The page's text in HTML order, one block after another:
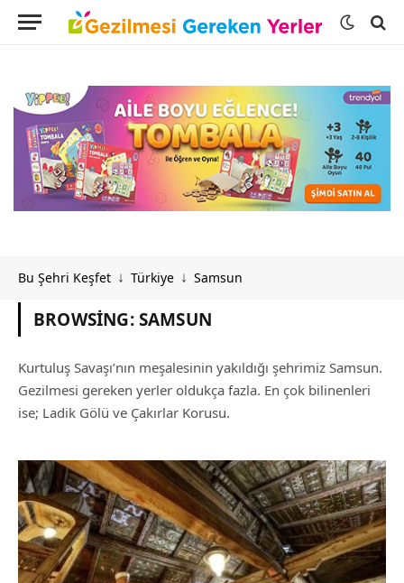
Bu Şehri Keşfet ↓ Türkiye ↓ Samsun
BROWSING:SAMSUN
Kurtuluş Savaşı’nın meşalesinin yakıldığı şehrimiz Samsun.
Gezilmesi gereken yerler oldukça fazla. En çok bilinenleri
ise; Ladik Gölü ve Çakırlar Korusu.